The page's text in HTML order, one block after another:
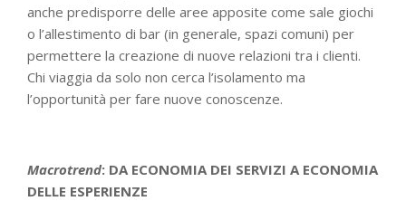
anche predisporre delle aree apposite come sale giochi
o l’allestimento di bar (in generale, spazi comuni) per
permettere la creazione di nuove relazioni tra i clienti.
Chi viaggia da solo non cerca l’isolamento ma
l’opportunità per fare nuove conoscenze.
Macrotrend: DA ECONOMIA DEI SERVIZI A ECONOMIA
DELLE ESPERIENZE